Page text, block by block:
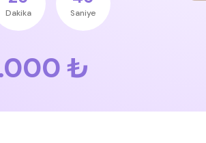
Dakika Saniye
₺